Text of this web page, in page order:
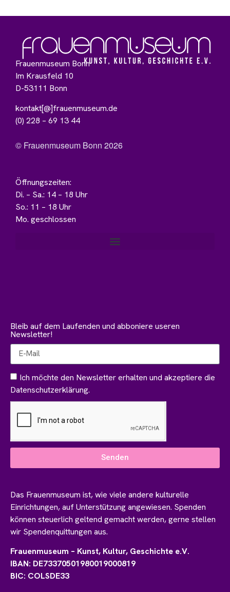
Frauenmuseum Bonn
Im Krausfeld 10
D-53111 Bonn
kontakt[@]frauenmuseum.de
(0) 228 – 69 13 44
© Frauenmuseum Bonn 2026
Öffnungszeiten:
Di. – Sa.: 14 – 18 Uhr
So.: 11 – 18 Uhr
Mo. geschlossen
Bleib auf dem Laufenden und abboniere useren
Newsletter!
Ich möchte den Newsletter erhalten und akzeptiere die
Datenschutzerklärung.
Senden
Das Frauenmuseum ist, wie viele andere kulturelle
Einrichtungen, auf Unterstützung angewiesen. Spenden
können steuerlich geltend gemacht werden, gerne stellen
wir Spendenquittungen aus.
Frauenmuseum – Kunst, Kultur, Geschichte e.V.
IBAN: DE73370501980019000819
BIC: COLSDE33